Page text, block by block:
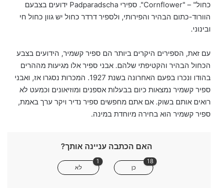
כחול" – "Cornflower". ספירי Padparadscha ידועים בצבעם
הוורוד-כתום הבהיר והפירותי, ולספיר דרדר כחול יש גוון כחול חי
ובינוני.
עם זאת, הספירים היקרים ביותר הם ספיר קשמיר, הידועים בצבע
הכחול הבהיר והקטיפתי שלהם. אבני ספיר אלו מגיעות מההרים
בהודו ונכרו בפעם האחרונה בשנת 1927. המכרות נסגרו אז, ואבני
ספיר קשמיר נמצאות כיום בבעלות אספנים ומוזיאונים וכמעט לא
רואים אותם בשוק. אם אתם מחפשים ספיר נדיר ויקר ערך באמת,
ספיר קשמיר הוא בחירה מיוחדת במינה.
האם הכתבה עניינה אותך?
כן
18
לא
1